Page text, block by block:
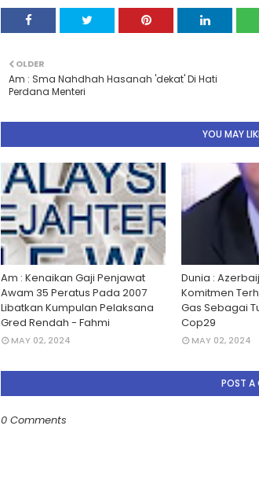
OLDER
Am : Sma Nahdhah Hasanah 'dekat' Di Hati
Perdana Menteri
YOU MAY
Am : Kenaikan Gaji Penjawat
Awam 35 Peratus Pada 2007
Libatkan Kumpulan Pelaksana
Gred Rendah - Fahmi
MAY 02, 2024
Dunia :
Komitmen
Gas Sebagai
Cop29
MAY 02, 2024
POST A
0 Comments